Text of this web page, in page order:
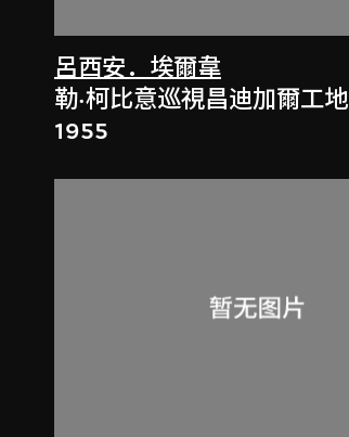
呂西安．埃爾韋
勒·柯比意巡視昌迪加爾工地
1955